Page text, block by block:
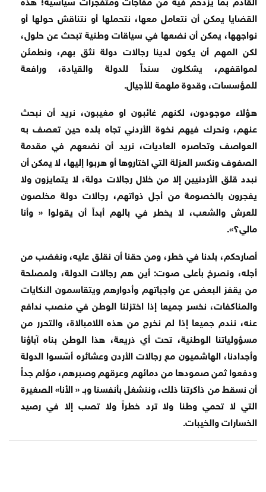
القضايا يمكن أن نتعامل معها، نتحملها أو نتناقش حولها أو
نواجهها، يمكن أن نضعها في سياقات وطنية تبحث عن حلول،
لكن المهم أن يكون لدينا رجالات دولة نثق بهم، ونطمئن
لمواقفهم، يشكلون سنداً للدولة والقيادة، ورافعة
للمؤسسات، وقدوة ملهمة للأجيال.
هؤلاء موجودون، لكنهم غائبون او مغيبون، نريد أن نبحث
عنهم، ونحرك فيهم نخوة الأردني تجاه بلده حين تعصف به
العواصف وتحاصره العاديات، نريد أن نضعهم في مقدمة
الصفوف ونكسر العزلة التي اختاروها أو هربوا إليها، لا يمكن أن
نبدد قلق الأردنيين إلا من خلال رجالات دولة، لا يتمايزون ولا
يفجرون بالخصومة من أجل ذواتهم، رجالات دولة مخلصون
للعرش والشعب، لا يخطر في بالهم أبداً أن يقولوا « وأنا
مالي؟».
أصارحكم، بلدنا في خطر، ومن حقنا أن نقلق عليه، ونغضب من
أجله، ونصرخ بأعلى صوت: أين هم رجالات الدولة، ولمصلحة
من يقفز البعض عن واجباتهم وأدوارهم ويتقاسمون النكايات
والمناكفات، نخسر جميعا إذا اختزلنا الوطن في منصب ندافع
عنه، نندم جميعا إذا لم نخرج من هذه اللامبالاة، والتحرر من
مسؤولياتنا الوطنية، تحت أي ذريعة، هذا الوطن بناه آباؤنا
وأجدادنا، الهاشميون مع رجالات الأردن وعشائره أسّسوا الدولة
ودفعوا ثمن صمودها من دمائهم وعرقهم وصبرهم، مؤلم جداً
أن نسقط من ذاكرتنا ذلك، وننشغل بأنفسنا وبـ « الأنا» الصغيرة
التي لا تحمي وطنا ولا ترد خطراً ولا تصب إلا في رصيد
الخسارات والخيبات.